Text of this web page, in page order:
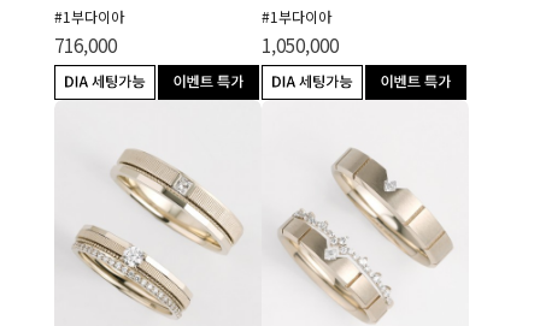
#1부다이아
716,000
#1부다이아
1,050,000